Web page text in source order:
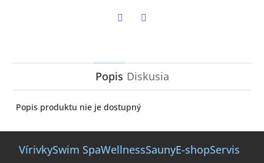
Popis Diskusia
Popis produktu nie je dostupný
VírivkySwim SpaWellnessSaunyE-shopServis